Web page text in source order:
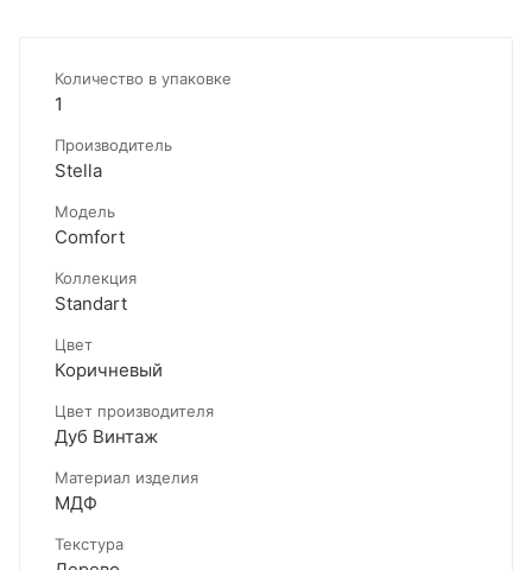
Количество в упаковке
1
Производитель
Stella
Модель
Comfort
Коллекция
Standart
Цвет
Коричневый
Цвет производителя
Дуб Винтаж
Материал изделия
МДФ
Текстура